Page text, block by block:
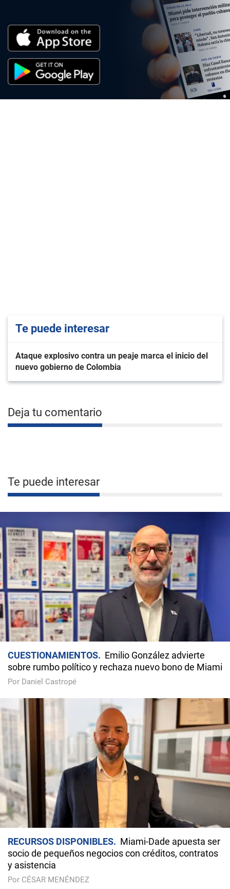
Te puede interesar
Ataque explosivo contra un peaje marca el inicio del
nuevo gobierno de Colombia
Deja tu comentario
Te puede interesar
CUESTIONAMIENTOS
Emilio González advierte
sobre rumbo político y rechaza nuevo bono de Miami
Por Daniel Castropé
RECURSOS DISPONIBLES
Miami-Dade apuesta ser
socio de pequeños negocios con créditos, contratos
y asistencia
Por CÉSAR MENÉNDEZ